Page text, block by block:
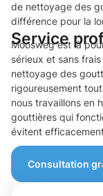
de nettoyage des
différence pour la
Service
Moosweg est là
sérieux et sans
nettoyage des
rigoureusement
nous travaillons en
gouttières qui
évitent
Consultation